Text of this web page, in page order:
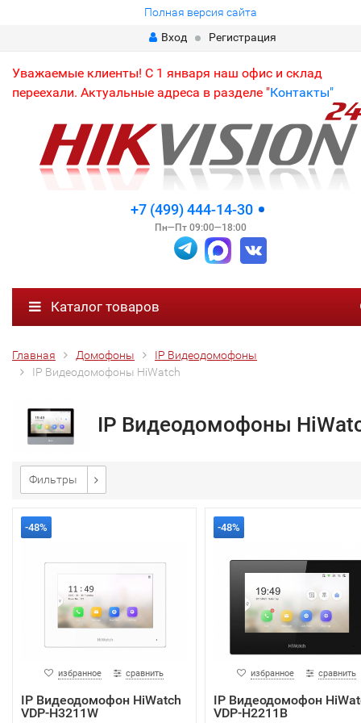
Полная версия сайта
Вход
Регистрация
Уважаемые клиенты! С 1 января наш офис и склад
переехали. Актуальные адреса в разделе "Контакты"
+7 (499) 444-14-30
Пн—Пт 09:00—18:00
Каталог товаров
Главная Домофоны
IP Видеодомофоны
IP Видеодомофоны HiWatch
IP Видеодомофоны
Фильтры
-48%
избранное сравнить
IP Видеодомофон HiWatch
VDP-H3211W
-48%
избранное сравнить
IP Видеодомофон
VDP-H2211B